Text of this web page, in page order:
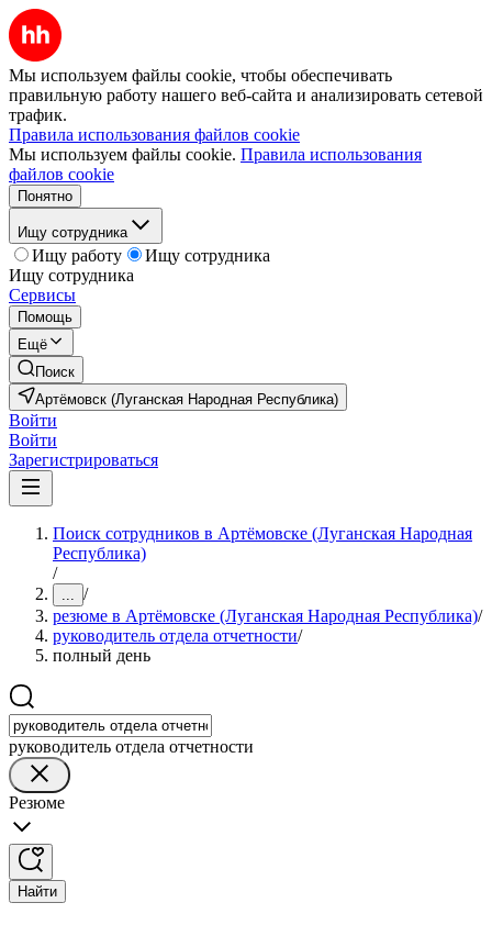
Мы используем файлы cookie, чтобы обеспечивать
правильную работу нашего веб-сайта и анализировать сетевой
трафик.
Правила использования файлов cookie
Мы используем файлы cookie. Правила использования
файлов cookie
Понятно
Ищу сотрудника
Ищу работу
Ищу сотрудника
Ищу сотрудника
Сервисы
Помощь
Ещё
Поиск
Артёмовск (Луганская Народная Республика)
Войти
Войти
Зарегистрироваться
Поиск сотрудников в Артёмовске (Луганская Народная
Республика)
/
... /
резюме в Артёмовске (Луганская Народная Республика)/
руководитель отдела отчетности/
полный день
руководитель отдела отчетности
Резюме
Найти